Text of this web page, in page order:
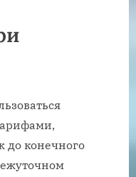
до конечного